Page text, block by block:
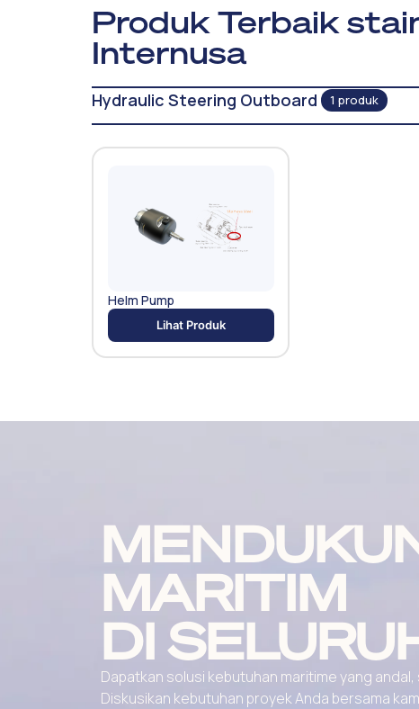
Produk Terbaik
Internusa
Hydraulic Steering Outboard 1 produk
Helm Pump
Lihat Produk
MARITIM
DI
Dapatkan solusi kebutuhan maritime yang
Diskusikan kebutuhan proyek Anda bersama